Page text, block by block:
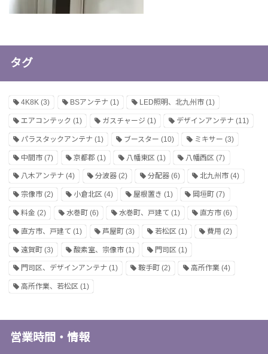
タグ
4K8K (3) BSアンテナ(1) LED照明、北九州市(1)
エアコンテック (1) ガスチャージ (1) デザインアンテナ(11)
パラスタックアンテナ (1) ブースター (10) ミキサー (3)
中間市 (7) 京都郡 (1) 八幡東区 (1) 八幡西区 (7)
八木アンテナ (4) 分波器(2) 分配器(6) 北九州市 (4)
宗像市 (2) 小倉北区(4) 屋根置き (1) 岡垣町 (7)
料金 (2) 水巻町(6) 水巻町、戸建て (1) 直方市 (6)
直方市、戸建て (1) 芦屋町(3) 若松区 (1) 費用 (2)
遠賀町 (3) 酸素室、宗像市(1) 門司区 (1)
門司区、デザインアンテナ (1) 鞍手町(2) 高所作業(4)
高所作業、若松区 (1)
営業時間・情報